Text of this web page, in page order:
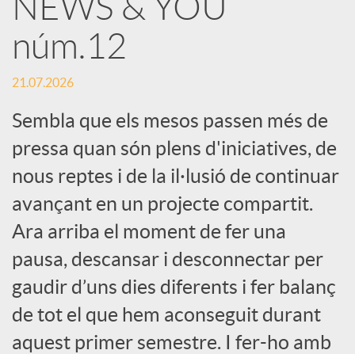
a
r
x
e
s
S
o
núm.12
21.07.2026
Sembla que els mesos passen més de
pressa quan són plens d'iniciatives, de
nous reptes i de la il·lusió de continuar
avançant en un projecte compartit.
Ara arriba el moment de fer una
pausa, descansar i desconnectar per
gaudir d’uns dies diferents i fer balanç
de tot el que hem aconseguit durant
aquest primer semestre. I fer-ho amb